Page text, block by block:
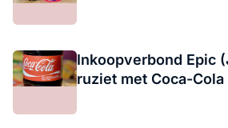
Inkoopverbond Epic
ruziet met Coca-Cola